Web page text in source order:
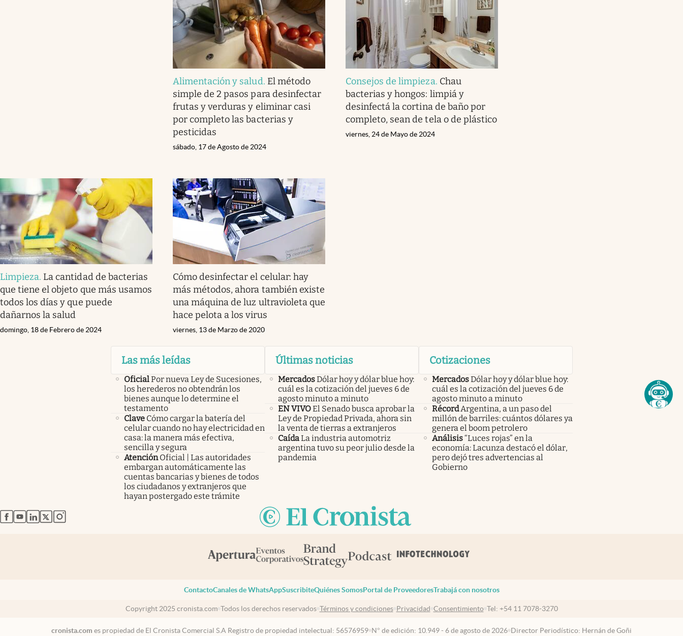
Alimentación y salud. El método
simple de 2 pasos para desinfectar
frutas y verduras y eliminar casi
por completo las bacterias y
pesticidas
sábado, 17 de Agosto de 2024
Consejos de limpieza. Chau
bacterias y hongos: limpiá y
desinfectá la cortina de baño por
completo, sean de tela o de plástico
viernes, 24 de Mayo de 2024
Limpieza. La cantidad de bacterias
que tiene el objeto que más usamos
todos los días y que puede
dañarnos la salud
domingo, 18 de Febrero de 2024
Cómo desinfectar el celular: hay
más métodos, ahora también existe
una máquina de luz ultravioleta que
hace pelota a los virus
viernes, 13 de Marzo de 2020
Las más leídas
OficialPor nueva Ley de Sucesiones,
los herederos no obtendrán los
bienes aunque lo determine el
testamento
Clave Cómo cargar la batería del
celular cuando no hay electricidad en
casa: la manera más efectiva,
sencilla y segura
Atención Oficial | Las autoridades
embargan automáticamente las
cuentas bancarias y bienes de todos
los ciudadanos y extranjeros que
hayan postergado este trámite
Últimas noticias
MercadosDólar hoy y dólar blue hoy:
cuál es la cotización del jueves 6 de
agosto minuto a minuto
EN VIVOEl Senado busca aprobar la
Ley de Propiedad Privada, ahora sin
la venta de tierras a extranjeros
CaídaLa industria automotriz
argentina tuvo su peor julio desde la
pandemia
Cotizaciones
MercadosDólar hoy y dólar blue hoy:
cuál es la cotización del jueves 6 de
agosto minuto a minuto
Récord Argentina, a un paso del
millón de barriles: cuántos dólares ya
genera el boom petrolero
Análisis“Luces rojas” en la
economía: Lacunza destacó el dólar,
pero dejó tres advertencias al
Gobierno
abre en nueva pestaña
abre en nueva pestaña
abre en nueva pestaña
abre en nueva pestaña
abre en nueva pestaña
ContactoCanales de WhatsAppSuscribiteQuiénes SomosPortal de ProveedoresTrabajá con nosotros
Copyright 2025 cronista.com Todos los derechos reservados Términos y condiciones Privacidad Consentimiento Tel: +54 11 7078-3270
cronista.com es propiedad de El Cronista Comercial S.A Registro de propiedad intelectual: 56576959 N° de edición: 10.949 - 6 de agosto de 2026 Director Periodístico: Hernán de Goñi